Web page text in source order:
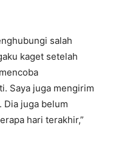
salah
kaget setelah
Saya juga mengirim
Dia juga belum
hari terakhir,”